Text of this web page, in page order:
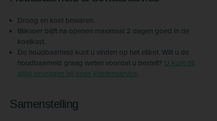
Droog en koel bewaren.
Blikvoer blijft na openen maximaal 2 dagen goed in de
koelkast.
De houdbaarheid kunt u vinden op het etiket. Wilt u de
houdbaarheid graag weten voordat u bestelt? U kunt dit
altijd opvragen bij onze klantenservice.
Samenstelling